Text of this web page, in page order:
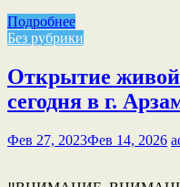
Подробнее
Без рубрики
Открытие
сегодня в г.
Фев 27, 2023Фев 14, 2026